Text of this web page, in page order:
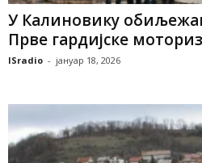
У Калиновику
Прве гардијске
ISradio - јануар 18, 2026